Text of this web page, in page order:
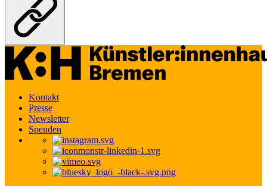
Kontakt
Presse
Newsletter
Spenden